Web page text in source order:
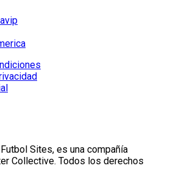
Sites, es una compañía
Collective. Todos los derechos